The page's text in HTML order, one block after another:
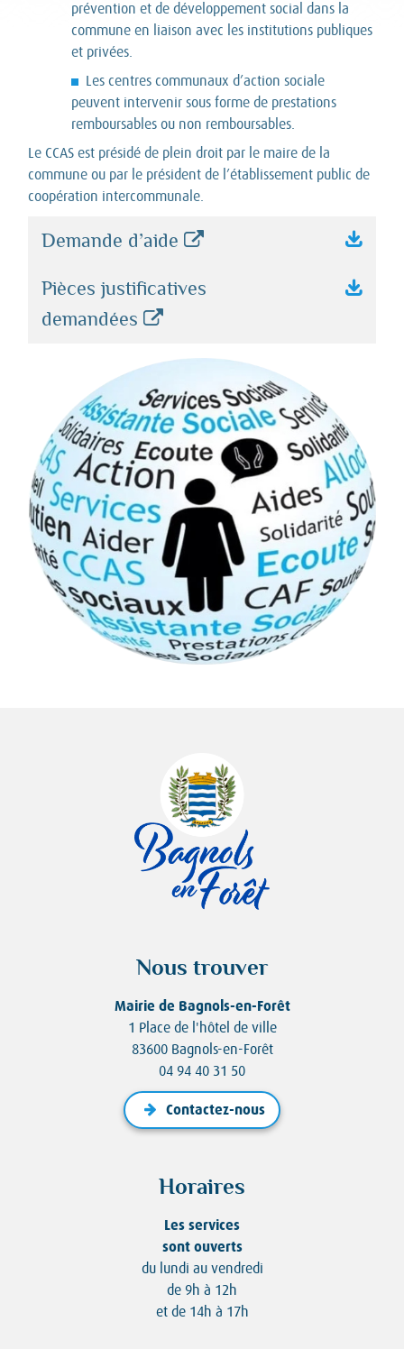
prévention et de développement social dans la
commune en liaison avec les institutions publiques
et privées.
Les centres communaux d’action sociale
peuvent intervenir sous forme de prestations
remboursables ou non remboursables.
Le CCAS est présidé de plein droit par le maire de la
commune ou par le président de l’établissement public de
coopération intercommunale.
Demande d’aide
Pièces justificatives
demandées
Nous trouver
Mairie de Bagnols-en-Forêt
1 Place de l'hôtel de ville
83600 Bagnols-en-Forêt
04 94 40 31 50
Contactez-nous
Horaires
Les services
sont ouverts
du lundi au vendredi
de 9h à 12h
et de 14h à 17h